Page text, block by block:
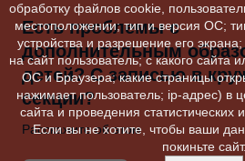
Есть проблемы с
дополнительным
детей? С записью в
секции?
Расскажите об этом
обработку файлов cookie,
местоположении; тип и версия ОС;
устройства и разрешение его
на сайт пользователь; с какого сайта
ОС и Браузера; какие страницы
нажимает пользователь; ip-адрес) в
сайта и проведения статистических
Если вы не хотите, чтобы ваши
покиньте сайт.